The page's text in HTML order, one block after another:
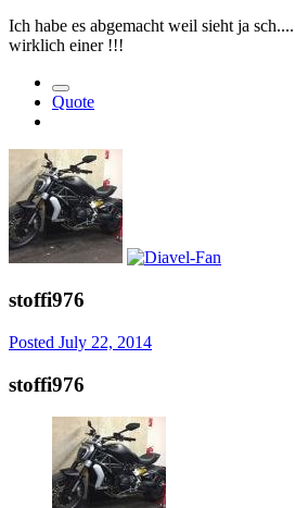
Ich habe es abgemacht weil sieht ja
wirklich einer !!!
Quote
stoffi976
Posted July 22, 2014
stoffi976